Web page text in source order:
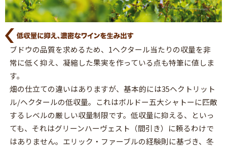
ブドウの品質を求めるため、1ヘクタール当たりの収量を非
常に低く抑え、凝縮した果実を作っている点も特筆に値しま
す。
畑の仕立ての違いはありますが、基本的には35ヘクトリット
ル/ヘクタールの低収量。これはボルドー五大シャトーに匹敵
するレベルの厳しい収量制限です。低収量に抑える、といっ
ても、それはグリーンハーヴェスト（間引き）に頼るわけで
はありません。エリック・ファーブルの経験則に基づき、冬